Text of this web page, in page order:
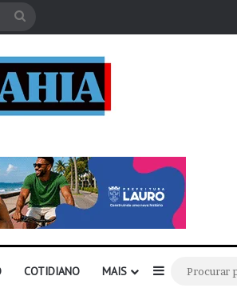
COTIDIANO MAIS Barra